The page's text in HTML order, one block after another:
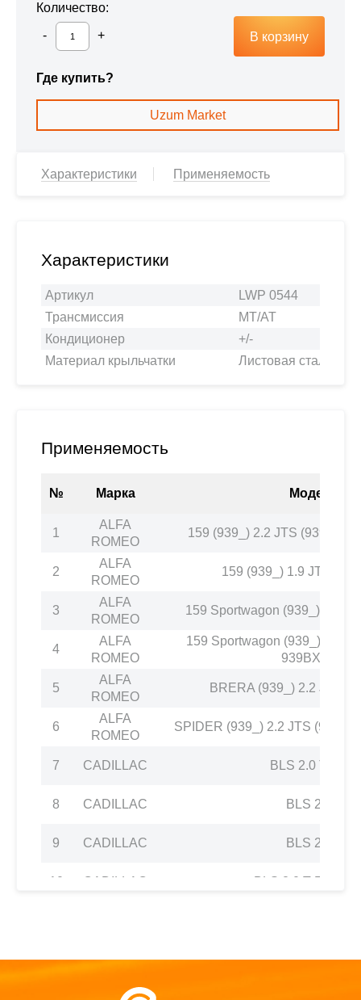
Количество:
В корзину
Где купить?
Uzum Market
Характеристики Применяемость
Характеристики
Артикул
LWP 0544
Трансмиссия
MT/AT
Кондиционер
+/-
Материал крыльчатки
Листовая сталь
Применяемость
№ Марка Модель
1
ALFA
ROMEO
159 (939_) 2.2 JTS
2
ALFA
ROMEO
159 (939_) 1.9 JTS
3
ALFA
ROMEO
159 Sportwagon (939_) 1.9
4
ALFA
ROMEO
159 Sportwagon (939_) 2.2
939BXB11)
5
ALFA
ROMEO
BRERA (939_) 2.2 JTS
6
ALFA
ROMEO
SPIDER (939_) 2.2 JTS
7 CADILLAC BLS 2.0 T AWD
8 CADILLAC BLS 2.0 T
9 CADILLAC BLS 2.0 T
10 CADILLAC BLS 2.0 T
12 CADILLAC BLS Wagon 2.0